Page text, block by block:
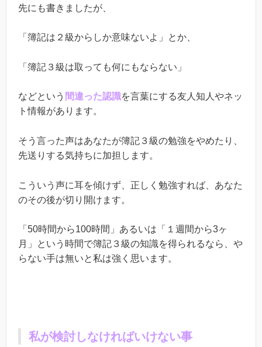
先にも書きましたが、
「簿記は２級からしか意味ないよ」とか、
「簿記３級は取っても何にもならない」
などという 間違った認識を言葉にする友人知人やネッ
ト情報があります。
そう言った声はあなたが簿記３級の勉強をやめたり、
先送りする気持ちに加担します。
こういう声に耳を傾けず、正しく勉強すれば、あなた
のその後が切り開けます。
「50時間から100時間」あるいは「１週間から3ヶ
月」という時間で簿記３級の知識を得られるなら、や
らない手は無いと私は強く思います。
私が検討しなければいけない事